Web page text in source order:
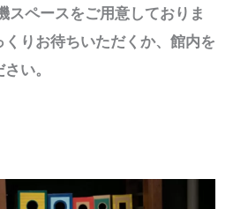
ペースをご用意しておりま
りお待ちいただくか、館内を
い。